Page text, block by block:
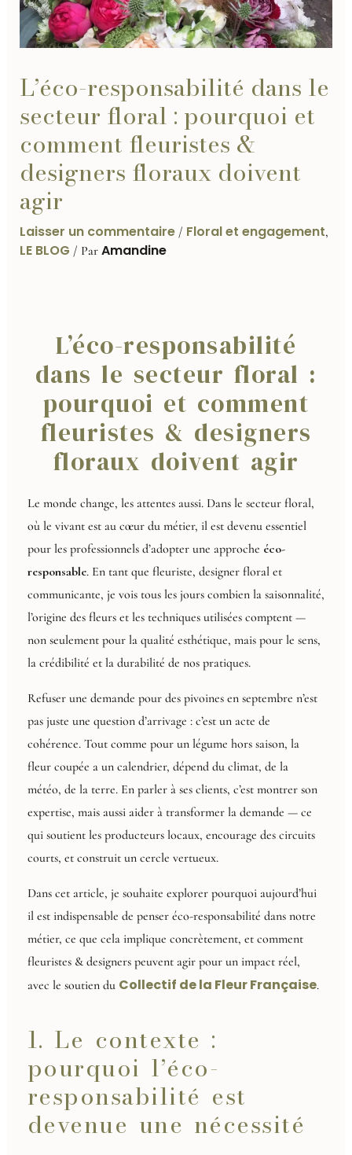
L’éco-responsabilité dans le
secteur floral : pourquoi et
comment fleuristes &
designers floraux doivent
agir
Laisser un commentaire / Floral et engagement,
LE BLOG / Par Amandine
L’éco-responsabilité
dans le secteur floral :
pourquoi et comment
fleuristes & designers
floraux doivent agir
Le monde change, les attentes aussi. Dans le secteur floral,
où le vivant est au cœur du métier, il est devenu essentiel
pour les professionnels d’adopter une approche éco-
responsable. En tant que fleuriste, designer floral et
communicante, je vois tous les jours combien la saisonnalité,
l’origine des fleurs et les techniques utilisées comptent —
non seulement pour la qualité esthétique, mais pour le sens,
la crédibilité et la durabilité de nos pratiques.
Refuser une demande pour des pivoines en septembre n’est
pas juste une question d’arrivage : c’est un acte de
cohérence. Tout comme pour un légume hors saison, la
fleur coupée a un calendrier, dépend du climat, de la
météo, de la terre. En parler à ses clients, c’est montrer son
expertise, mais aussi aider à transformer la demande — ce
qui soutient les producteurs locaux, encourage des circuits
courts, et construit un cercle vertueux.
Dans cet article, je souhaite explorer pourquoi aujourd’hui
il est indispensable de penser éco-responsabilité dans notre
métier, ce que cela implique concrètement, et comment
fleuristes & designers peuvent agir pour un impact réel,
avec le soutien du Collectif de la Fleur Française.
1. Le contexte :
pourquoi l’éco-
responsabilité est
devenue une nécessité